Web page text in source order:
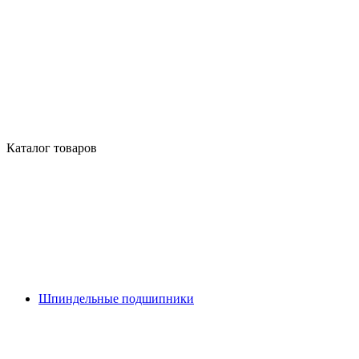
Каталог товаров
Шпиндельные подшипники